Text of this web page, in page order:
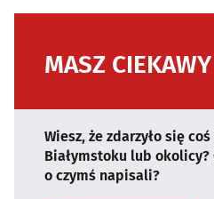
MASZ
Wiesz, że zdarzyło się
Białymstoku lub okolicy?
o czymś napisali?